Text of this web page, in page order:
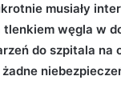
musiały
węgla w
do szpitala na